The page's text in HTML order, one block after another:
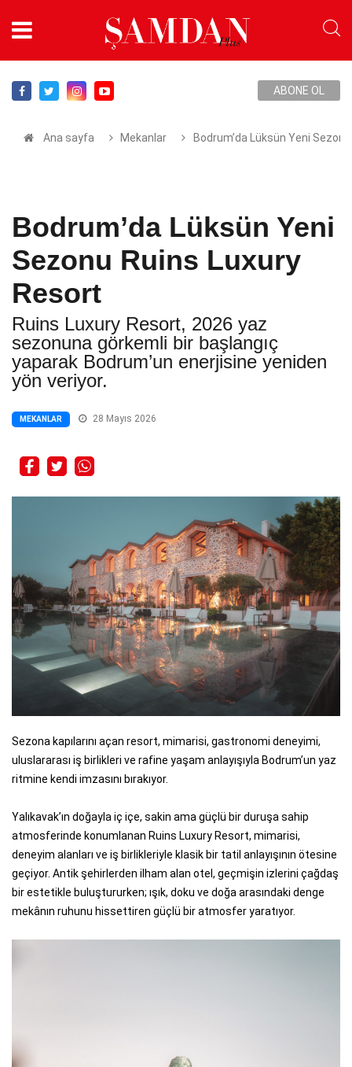
ABONE OL
Ana sayfa Mekanlar Bodrum’da Lüksün Yeni
Bodrum’da Lüksün Yeni
Sezonu Ruins Luxury
Resort
Ruins Luxury Resort, 2026 yaz
sezonuna görkemli bir başlangıç
yaparak Bodrum’un enerjisine yeniden
yön veriyor.
MEKANLAR 28 Mayıs 2026
Sezona kapılarını açan resort, mimarisi, gastronomi deneyimi,
uluslararası iş birlikleri ve rafine yaşam anlayışıyla Bodrum’un yaz
ritmine kendi imzasını bırakıyor.
Yalıkavak’ın doğayla iç içe, sakin ama güçlü bir duruşa sahip
atmosferinde konumlanan Ruins Luxury Resort, mimarisi,
deneyim alanları ve iş birlikleriyle klasik bir tatil anlayışının ötesine
geçiyor. Antik şehirlerden ilham alan otel, geçmişin izlerini çağdaş
bir estetikle buluştururken; ışık, doku ve doğa arasındaki denge
mekânın ruhunu hissettiren güçlü bir atmosfer yaratıyor.